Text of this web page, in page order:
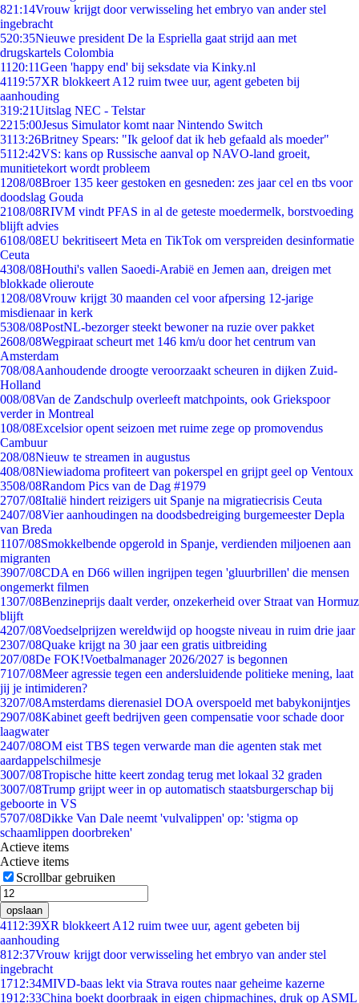
821:14Vrouw krijgt door verwisseling het embryo van ander stel
ingebracht
520:35Nieuwe president De la Espriella gaat strijd aan met
drugskartels Colombia
11 20:11Geen 'happy end' bij seksdate via Kinky.nl
4119:57XR blokkeert A12 ruim twee uur, agent gebeten bij
aanhouding
319:21Uitslag NEC - Telstar
2215:00Jesus Simulator komt naar Nintendo Switch
3113:26Britney Spears: "Ik geloof dat ik heb gefaald als moeder"
5112:42VS: kans op Russische aanval op NAVO-land groeit,
munitietekort wordt probleem
1208/08Broer 135 keer gestoken en gesneden: zes jaar cel en tbs voor
doodslag Gouda
2108/08RIVM vindt PFAS in al de geteste moedermelk, borstvoeding
blijft advies
6108/08EU bekritiseert Meta en TikTok om verspreiden desinformatie
Ceuta
4308/08Houthi's vallen Saoedi-Arabië en Jemen aan, dreigen met
blokkade olieroute
1208/08Vrouw krijgt 30 maanden cel voor afpersing 12-jarige
misdienaar in kerk
5308/08PostNL-bezorger steekt bewoner na ruzie over pakket
2608/08Wegpiraat scheurt met 146 km/u door het centrum van
Amsterdam
708/08Aanhoudende droogte veroorzaakt scheuren in dijken Zuid-
Holland
008/08Van de Zandschulp overleeft matchpoints, ook Griekspoor
verder in Montreal
108/08Excelsior opent seizoen met ruime zege op promovendus
Cambuur
208/08Nieuw te streamen in augustus
408/08Niewiadoma profiteert van pokerspel en grijpt geel op Ventoux
3508/08Random Pics van de Dag #1979
2707/08Italië hindert reizigers uit Spanje na migratiecrisis Ceuta
2407/08Vier aanhoudingen na doodsbedreiging burgemeester Depla
van Breda
1107/08Smokkelbende opgerold in Spanje, verdienden miljoenen aan
migranten
3907/08CDA en D66 willen ingrijpen tegen 'gluurbrillen' die mensen
ongemerkt filmen
1307/08Benzineprijs daalt verder, onzekerheid over Straat van Hormuz
blijft
4207/08Voedselprijzen wereldwijd op hoogste niveau in ruim drie jaar
2307/08Quake krijgt na 30 jaar een gratis uitbreiding
207/08De FOK!Voetbalmanager 2026/2027 is begonnen
7107/08Meer agressie tegen een andersluidende politieke mening, laat
jij je intimideren?
3207/08Amsterdams dierenasiel DOA overspoeld met babykonijntjes
2907/08Kabinet geeft bedrijven geen compensatie voor schade door
laagwater
2407/08OM eist TBS tegen verwarde man die agenten stak met
aardappelschilmesje
3007/08Tropische hitte keert zondag terug met lokaal 32 graden
3007/08Trump grijpt weer in op automatisch staatsburgerschap bij
geboorte in VS
5707/08Dikke Van Dale neemt 'vulvalippen' op: 'stigma op
schaamlippen doorbreken'
Actieve items
Actieve items
Scrollbar gebruiken
opslaan
4112:39XR blokkeert A12 ruim twee uur, agent gebeten bij
aanhouding
812:37Vrouw krijgt door verwisseling het embryo van ander stel
ingebracht
1712:34MIVD-baas lekt via Strava routes naar geheime kazerne
1912:33China boekt doorbraak in eigen chipmachines, druk op ASML